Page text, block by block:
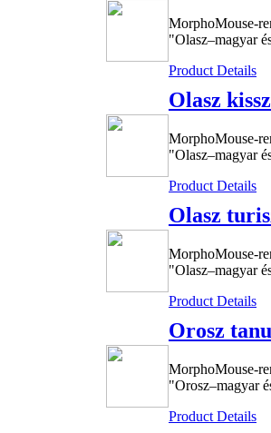
MorphoMouse-
"Olasz–magyar
Product Details
Olasz
MorphoMouse-
"Olasz–magyar
Product Details
Olasz
MorphoMouse-
"Olasz–magyar
Product Details
Orosz
MorphoMouse-
"Orosz–magyar
Product Details